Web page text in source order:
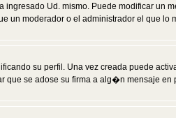
Ud. mismo. Puede modificar un
moderador o el administrador el que
su perfil. Una vez creada puede
se adose su firma a alg�n mensaje en